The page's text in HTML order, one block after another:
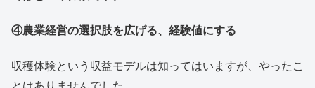
④農業経営の選択肢を広げる、経験値にする
収穫体験という収益モデルは知ってはいますが、やったこ
とはありませんでした。